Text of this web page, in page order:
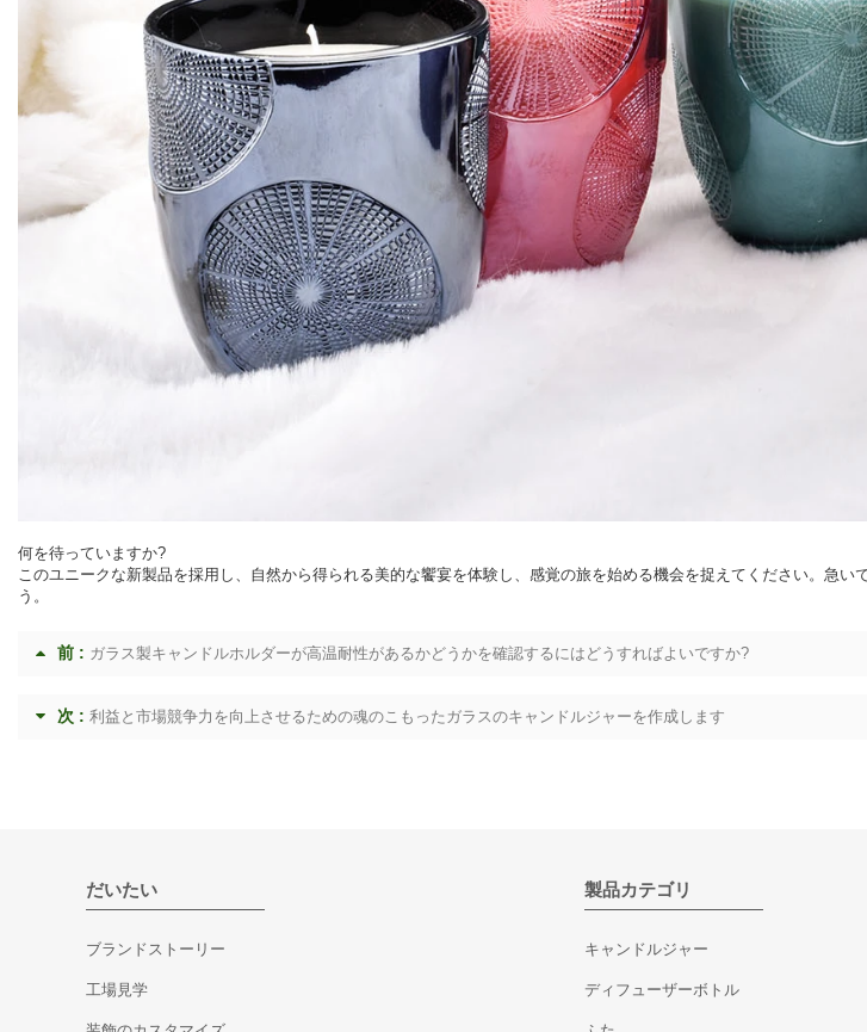
何を待っていますか?
このユニークな新製品を採用し、自然から得られる美的な饗宴を体験し、感覚の旅を始める機会を捉えてください。急
う。
前 : ガラス製キャンドルホルダーが高温耐性があるかどうかを確認するにはどうすればよいですか?
次 : 利益と市場競争力を向上させるための魂のこもったガラスのキャンドルジャーを作成します
だいたい
ブランドストーリー
工場見学
製品カテゴリ
キャンドルジャー
ディフューザーボトル